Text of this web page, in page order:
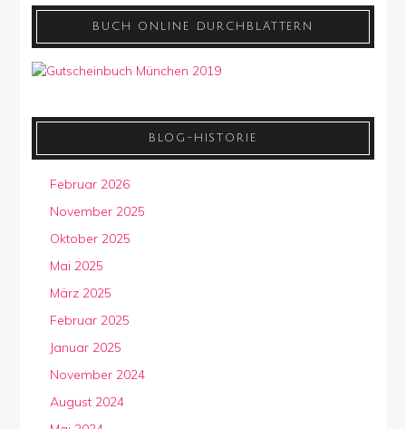
BUCH ONLINE DURCHBLÄTTERN
BLOG-HISTORIE
Februar 2026
November 2025
Oktober 2025
Mai 2025
März 2025
Februar 2025
Januar 2025
November 2024
August 2024